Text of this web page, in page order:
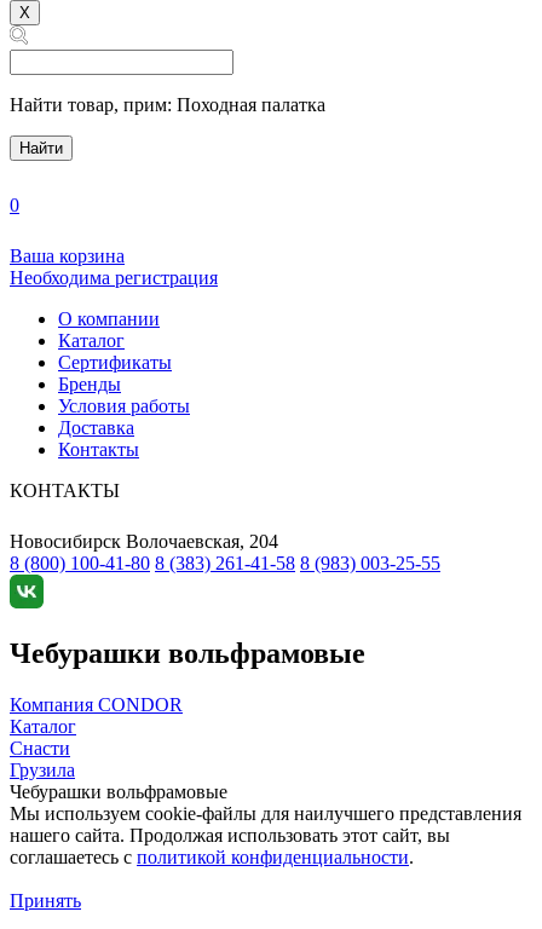
X
Найти товар, прим: Походная палатка
Найти
0
Ваша корзина
Необходима регистрация
О компании
Каталог
Сертификаты
Бренды
Условия работы
Доставка
Контакты
КОНТАКТЫ
Новосибирск Волочаевская, 204
8 (800) 100-41-80 8 (383) 261-41-58 8 (983) 003-25-55
Чебурашки вольфрамовые
Компания CONDOR
Каталог
Снасти
Грузила
Чебурашки вольфрамовые
Мы используем cookie-файлы для наилучшего представления
нашего сайта. Продолжая использовать этот сайт, вы
соглашаетесь c политикой конфиденциальности.
Принять